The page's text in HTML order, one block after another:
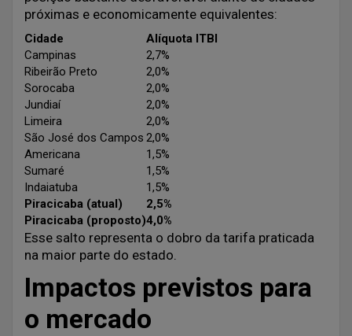
próximas e economicamente equivalentes:
Cidade
Alíquota ITBI
Campinas
2,7%
Ribeirão Preto
2,0%
Sorocaba
2,0%
Jundiaí
2,0%
Limeira
2,0%
São José dos Campos 2,0%
Americana
1,5%
Sumaré
1,5%
Indaiatuba
1,5%
Piracicaba (atual)
2,5%
Piracicaba (proposto)4,0%
Esse salto representa o dobro da tarifa praticada
na maior parte do estado.
Impactos previstos para
o mercado